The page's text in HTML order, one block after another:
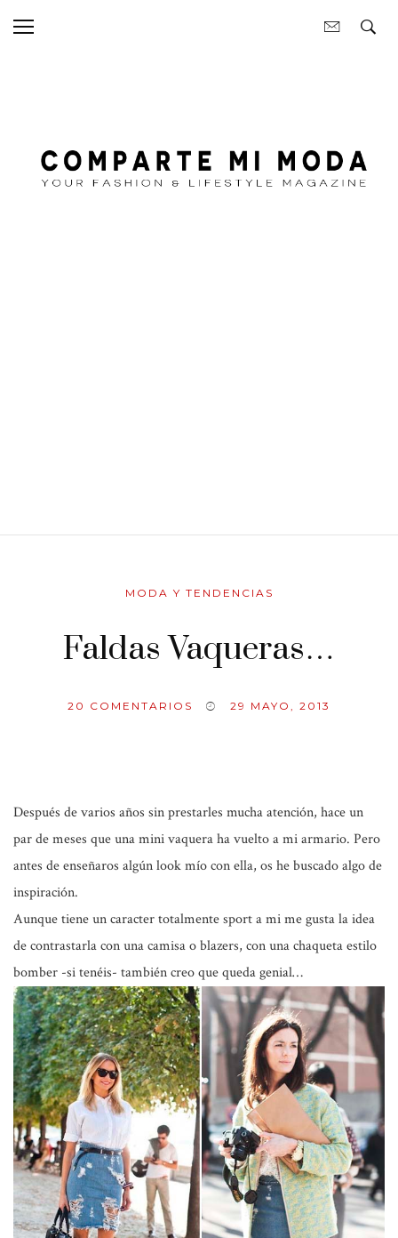
MODA Y TENDENCIAS
Faldas Vaqueras…
20 COMENTARIOS 29 MAYO, 2013
Después de varios años sin prestarles mucha atención, hace un
par de meses que una mini vaquera ha vuelto a mi armario. Pero
antes de enseñaros algún look mío con ella, os he buscado algo de
inspiración.
Aunque tiene un caracter totalmente sport a mi me gusta la idea
de contrastarla con una camisa o blazers, con una chaqueta estilo
bomber -si tenéis- también creo que queda genial…